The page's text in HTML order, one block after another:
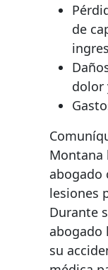
de
dolor
Montana
abogado
lesiones
Durante
abogado
su